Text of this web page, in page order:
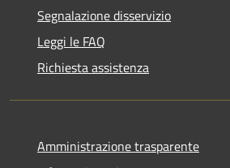
Segnalazione disservizio
Leggi le FAQ
Richiesta assistenza
Amministrazione trasparente